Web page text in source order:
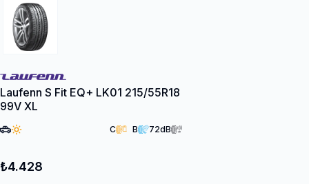
Laufenn S Fit EQ+ LK01 215/55R18
99V XL
C B 72dB
₺4.428